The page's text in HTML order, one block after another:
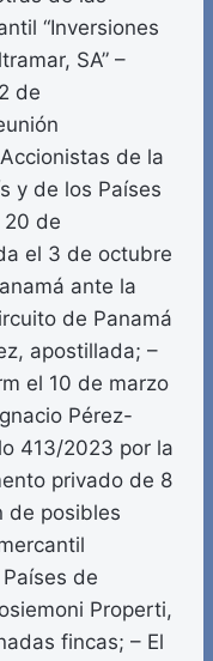
“Inversiones
SA” –
de
de la
y de los Países
20 de
el 3 de octubre
ante la
de Panamá
apostillada; –
el 10 de marzo
Pérez-
413/2023 por la
privado de 8
de posibles
de
Properti,
fincas; – El